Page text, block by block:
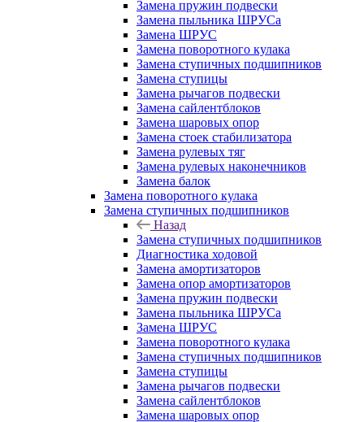
Замена пружин подвески
Замена пыльника ШРУСа
Замена ШРУС
Замена поворотного кулака
Замена ступичных подшипников
Замена ступицы
Замена рычагов подвески
Замена сайлентблоков
Замена шаровых опор
Замена стоек стабилизатора
Замена рулевых тяг
Замена рулевых наконечников
Замена балок
Замена поворотного кулака
Замена ступичных подшипников
Назад
Замена ступичных подшипников
Диагностика ходовой
Замена амортизаторов
Замена опор амортизаторов
Замена пружин подвески
Замена пыльника ШРУСа
Замена ШРУС
Замена поворотного кулака
Замена ступичных подшипников
Замена ступицы
Замена рычагов подвески
Замена сайлентблоков
Замена шаровых опор